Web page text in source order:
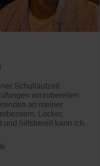
Schullaufzeit
vorzubereiten
an meiner
Locker,
und hilfsbereit kann ich